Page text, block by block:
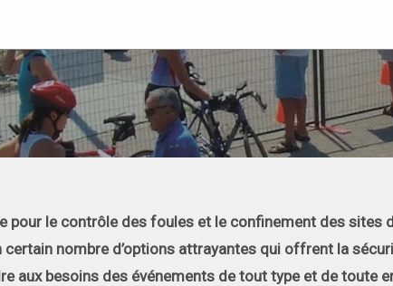
pour le contrôle des foules et le confinement des sites
nombre d’options attrayantes qui offrent la
aux besoins des événements de tout type et de toute